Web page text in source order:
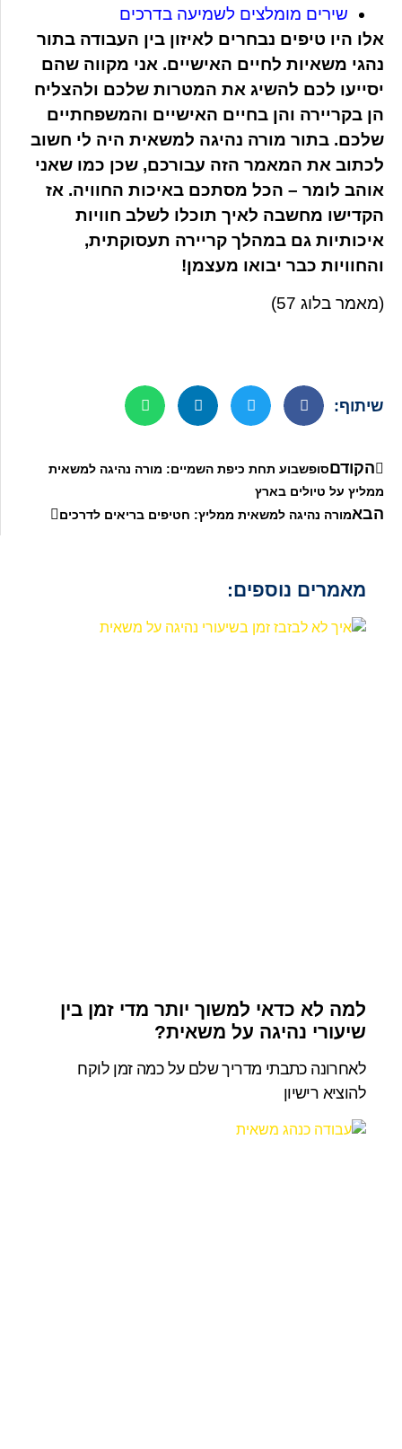
שירים מומלצים לשמיעה בדרכים
אלו היו טיפים נבחרים לאיזון בין העבודה בתור
נהגי משאיות לחיים האישיים. אני מקווה שהם
יסייעו לכם להשיג את המטרות שלכם ולהצליח
הן בקריירה והן בחיים האישיים והמשפחתיים
שלכם. בתור מורה נהיגה למשאית היה לי חשוב
לכתוב את המאמר הזה עבורכם, שכן כמו שאני
אוהב לומר – הכל מסתכם באיכות החוויה. אז
הקדישו מחשבה לאיך תוכלו לשלב חוויות
איכותיות גם במהלך קריירה תעסוקתית,
והחוויות כבר יבואו מעצמן!
(מאמר בלוג 57)
שיתוף:
הקודםסופשבוע תחת כיפת השמיים: מורה נהיגה למשאית
ממליץ על טיולים בארץ
הבאמורה נהיגה למשאית ממליץ: חטיפים בריאים לדרכים
מאמרים נוספים:
למה לא כדאי למשוך יותר מדי זמן בין
שיעורי נהיגה על משאית?
לאחרונה כתבתי מדריך שלם על כמה זמן לוקח
להוציא רישיון